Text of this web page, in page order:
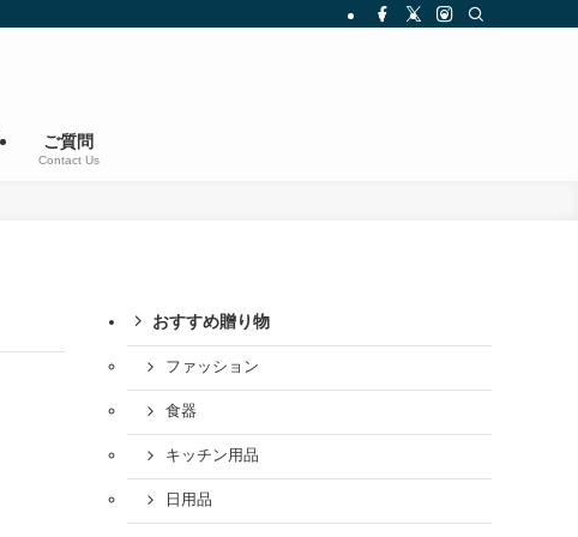
ご質問
Contact Us
おすすめ贈り物
ファッション
食器
キッチン用品
日用品